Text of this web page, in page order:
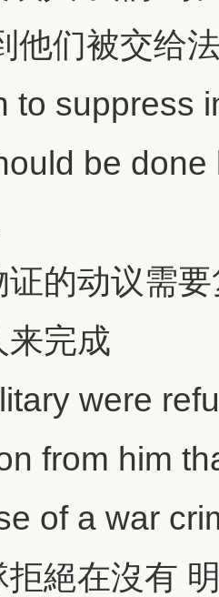
他们被交给
to suppress
be
的动议需
来完成
were
from him
of a war
絕在沒有